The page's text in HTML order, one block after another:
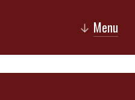
↓ Menu